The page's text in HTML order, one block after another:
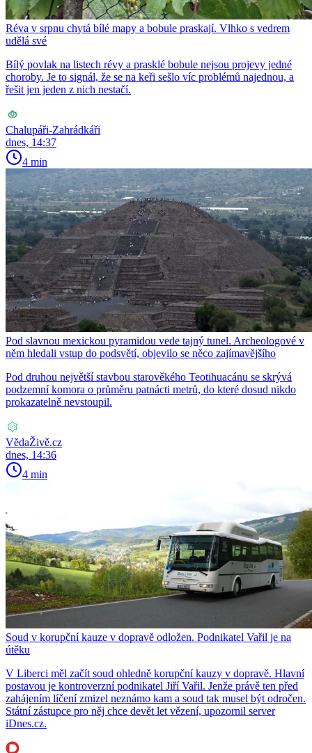
Réva v srpnu chytá bílé mapy a bobule praskají. Vlhko s vedrem
udělá své
Bílý povlak na listech révy a prasklé bobule nejsou projevy jedné
choroby. Je to signál, že se na keři sešlo víc problémů najednou, a
řešit jen jeden z nich nestačí.
Chalupáři-Zahrádkáři
dnes, 14:37
4 min
Pod slavnou mexickou pyramidou vede tajný tunel. Archeologové v
něm hledali vstup do podsvětí, objevilo se něco zajímavějšího
Pod druhou největší stavbou starověkého Teotihuacánu se skrývá
podzemní komora o průměru patnácti metrů, do které dosud nikdo
prokazatelně nevstoupil.
VědaŽivě.cz
dnes, 14:36
4 min
Soud v korupční kauze v dopravě odložen. Podnikatel Vařil je na
útěku
V Liberci měl začít soud ohledně korupční kauzy v dopravě. Hlavní
postavou je kontroverzní podnikatel Jiří Vařil. Jenže právě ten před
zahájením líčení zmizel neznámo kam a soud tak musel být odročen.
Státní zástupce pro něj chce devět let vězení, upozornil server
iDnes.cz.